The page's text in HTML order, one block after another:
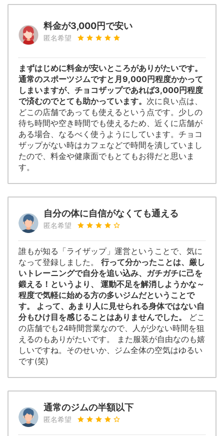
料金が3,000円で安い
匿名希望
まずはじめに料金が安いところがありがたいです。
通常のスポーツジムですと月9,000円程度かかって
しまいますが、チョコザップであれば3,000円程度
で済むのでとても助かっています。 次に良い点は、
どこの店舗であっても使えるという点です。少しの
待ち時間や空き時間でも使えるため、近くに店舗が
ある場合、なるべく使うようにしています。チョコ
ザップがない時はカフェなどで時間を潰していまし
たので、料金や健康面でもとてもお得だと思いま
す。
自分の体に自信がなくても通える
匿名希望
誰もが知る「ライザップ」運営ということで、気に
なって登録しました。 行って分かったことは、厳し
いトレーニングで自分を追い込み、ガチガチに己を
鍛える！というより、 運動不足を解消しようかな～
程度で気軽に始める方の多いジムだということで
す。 よって、あまり人に見せられる身体ではない自
分もひけ目を感じることはありませんでした。
どこ
の店舗でも24時間営業なので、人が少ない時間を狙
えるのもありがたいです。 また服装が自由なのも嬉
しいですね。そのせいか、ジム全体の空気はゆるい
です(笑)
通常のジムの半額以下
匿名希望